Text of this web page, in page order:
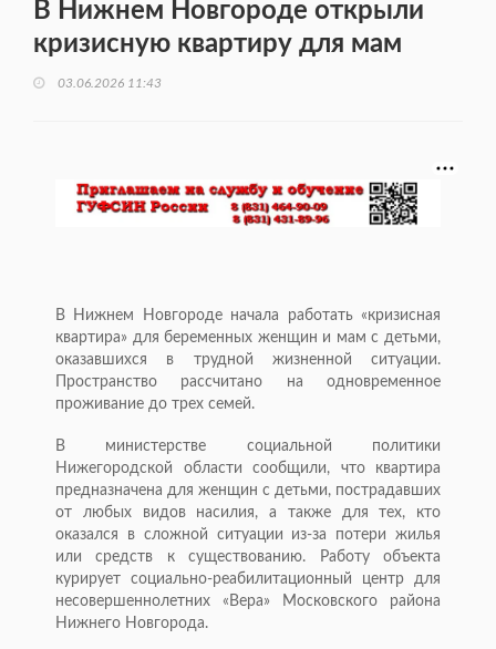
В Нижнем Новгороде открыли
кризисную квартиру для мам
03.06.2026 11:43
В Нижнем Новгороде начала работать «кризисная
квартира» для беременных женщин и мам с детьми,
оказавшихся в трудной жизненной ситуации.
Пространство рассчитано на одновременное
проживание до трех семей.
В министерстве социальной политики
Нижегородской области сообщили, что квартира
предназначена для женщин с детьми, пострадавших
от любых видов насилия, а также для тех, кто
оказался в сложной ситуации из-за потери жилья
или средств к существованию. Работу объекта
курирует социально-реабилитационный центр для
несовершеннолетних «Вера» Московского района
Нижнего Новгорода.